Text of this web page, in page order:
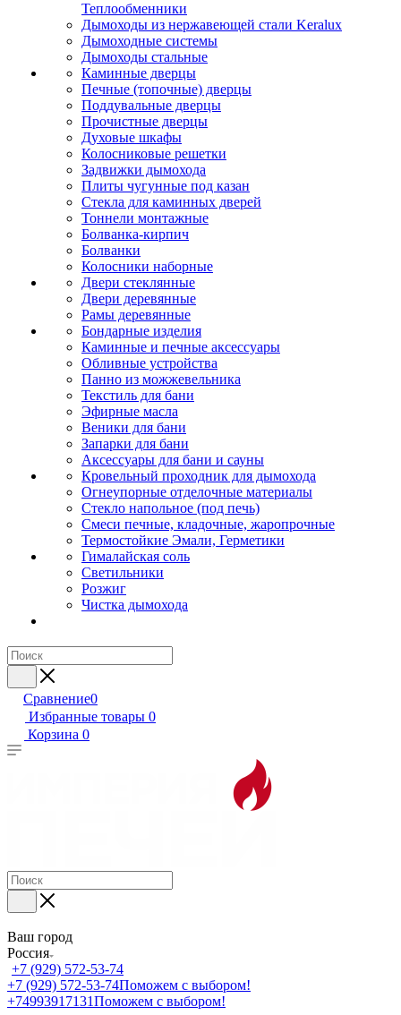
Теплообменники
Дымоходы из нержавеющей стали Keralux
Дымоходные системы
Дымоходы стальные
Каминные дверцы
Печные (топочные) дверцы
Поддувальные дверцы
Прочистные дверцы
Духовые шкафы
Колосниковые решетки
Задвижки дымохода
Плиты чугунные под казан
Стекла для каминных дверей
Тоннели монтажные
Болванка-кирпич
Болванки
Колосники наборные
Двери стеклянные
Двери деревянные
Рамы деревянные
Бондарные изделия
Каминные и печные аксессуары
Обливные устройства
Панно из можжевельника
Текстиль для бани
Эфирные масла
Веники для бани
Запарки для бани
Аксессуары для бани и сауны
Кровельный проходник для дымохода
Огнеупорные отделочные материалы
Стекло напольное (под печь)
Смеси печные, кладочные, жаропрочные
Термостойкие Эмали, Герметики
Гималайская соль
Светильники
Розжиг
Чистка дымохода
Сравнение0
Избранные товары 0
Корзина 0
Ваш город
Россия
+7 (929) 572-53-74
+7 (929) 572-53-74Поможем с выбором!
+74993917131Поможем с выбором!